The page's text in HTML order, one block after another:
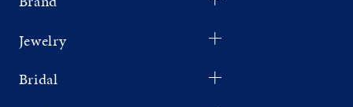
Jewelry
Bridal